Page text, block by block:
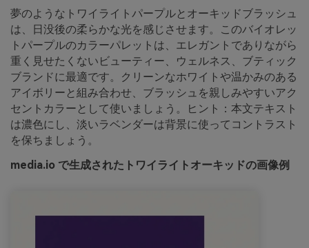
夢のようなトワイライトパープルとオーキッドブラッシュ
は、日没後の柔らかな光を感じさせます。このバイオレッ
トパープルのカラーパレットは、エレガントでありながら
重く見せたくないビューティー、ウェルネス、ブティック
ブランドに最適です。クリーンなホワイトや温かみのある
アイボリーと組み合わせ、ブラッシュを親しみやすいアク
セントカラーとして使いましょう。ヒント：本文テキスト
は濃色にし、淡いラベンダーは背景に使ってコントラスト
を保ちましょう。
media.io で生成されたトワイライトオーキッドの画像例